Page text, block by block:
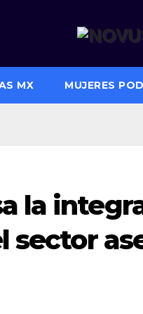
MX MUJERES
la
sector